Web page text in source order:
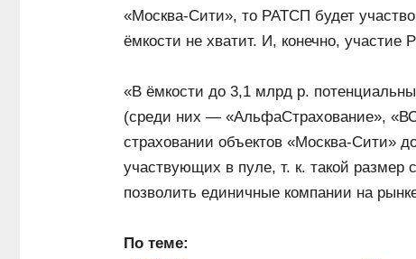
«Москва-Сити», то РАТСП будет
ёмкости не хватит. И, конечно,
«В ёмкости до 3,1 млрд р.
(среди них — «АльфаСтрахование»,
страховании объектов «Москва-Сити»
участвующих в пуле, т. к. такой размер
позволить единичные компании на
По теме: